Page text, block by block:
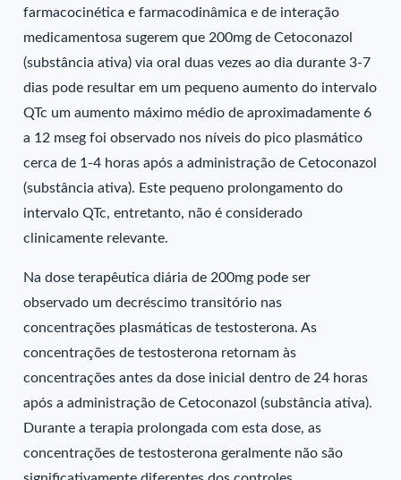
farmacocinética e farmacodinâmica e de interação
medicamentosa sugerem que 200mg de Cetoconazol
(substância ativa) via oral duas vezes ao dia durante 3-7
dias pode resultar em um pequeno aumento do intervalo
QTc um aumento máximo médio de aproximadamente 6
a 12 mseg foi observado nos níveis do pico plasmático
cerca de 1-4 horas após a administração de Cetoconazol
(substância ativa). Este pequeno prolongamento do
intervalo QTc, entretanto, não é considerado
clinicamente relevante.
Na dose terapêutica diária de 200mg pode ser
observado um decréscimo transitório nas
concentrações plasmáticas de testosterona. As
concentrações de testosterona retornam às
concentrações antes da dose inicial dentro de 24 horas
após a administração de Cetoconazol (substância ativa).
Durante a terapia prolongada com esta dose, as
concentrações de testosterona geralmente não são